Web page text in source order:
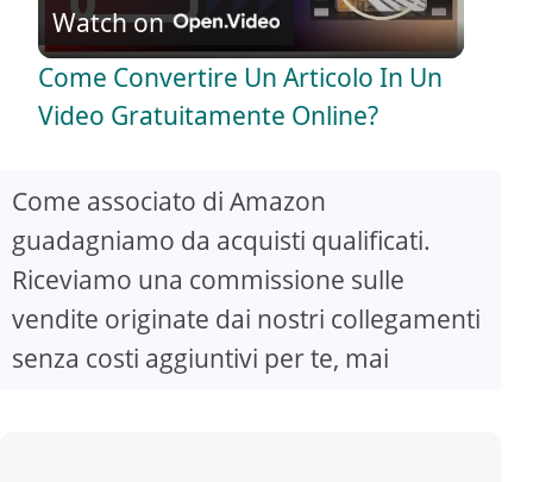
l
a
y
V
i
Watch on
Come Convertire Un Articolo In Un
Video Gratuitamente Online?
Come associato di Amazon
guadagniamo da acquisti qualificati.
Riceviamo una commissione sulle
vendite originate dai nostri collegamenti
senza costi aggiuntivi per te, mai